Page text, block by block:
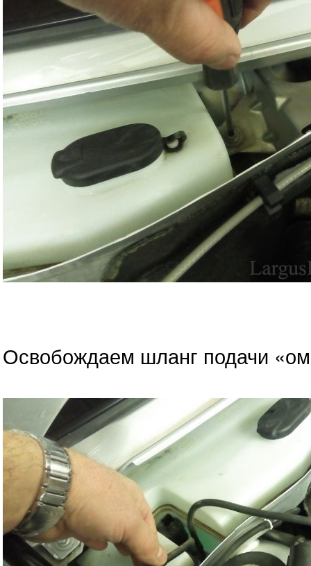
Освобождаем шланг подачи